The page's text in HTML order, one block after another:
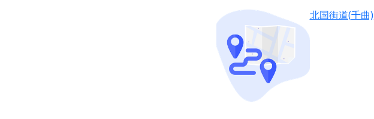
北国街道(千曲)